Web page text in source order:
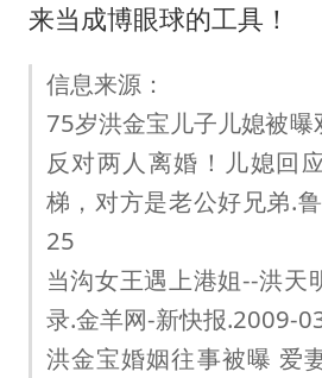
来当成博眼球的工具！
信息来源：
75岁洪金宝儿子儿媳被曝
反对两人离婚！儿媳回
梯，对方是老公好兄弟.
25
当沟女王遇上港姐--洪天
录.金羊网-新快报.2009-
洪金宝婚姻往事被曝 爱